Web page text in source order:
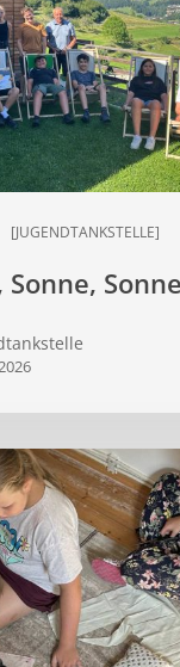
[JUGENDTANKSTELLE]
Sonne,